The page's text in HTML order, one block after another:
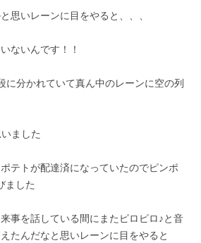
思いレーンに目をやると、、、
ないんです！！
に分かれていて真ん中のレーンに空の列
ました
テトが配達済になっていたのでピンポ
ました
事を話している間にまたピロピロ♪と音
たんだなと思いレーンに目をやると